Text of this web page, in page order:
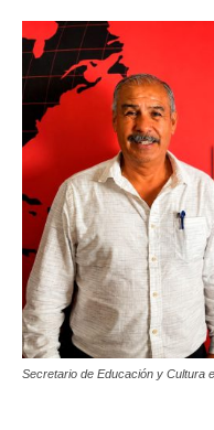
Secretario de Educación y Cultura